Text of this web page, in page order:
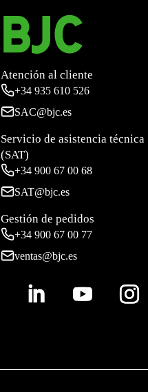
Atención al cliente
+34935 610 526
SAC@bjc.es
Servicio de asistencia técnica
(SAT)
+34900 67 00 68
SAT@bjc.es
Gestión de pedidos
+34 900 67 00 77
ventas@bjc.es